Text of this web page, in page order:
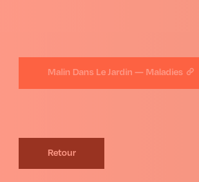
Malin Dans Le Jardin — Maladies
Retour